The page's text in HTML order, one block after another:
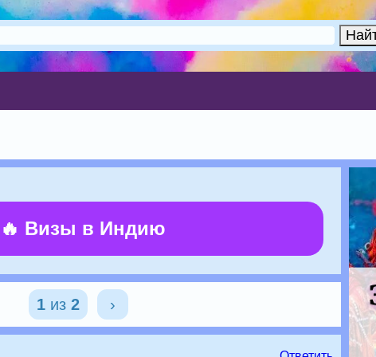
🔥 Визы в Индию
1из 2 ›